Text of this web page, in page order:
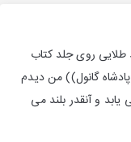
روی جلد کتاب
گانول)) من دیدم
و آنقدر بلند می